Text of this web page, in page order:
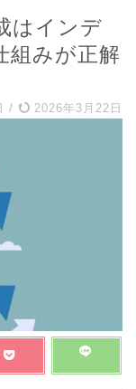
はインデ
組みが正解
/ 2026年3月22日